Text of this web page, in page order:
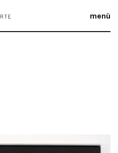
menù